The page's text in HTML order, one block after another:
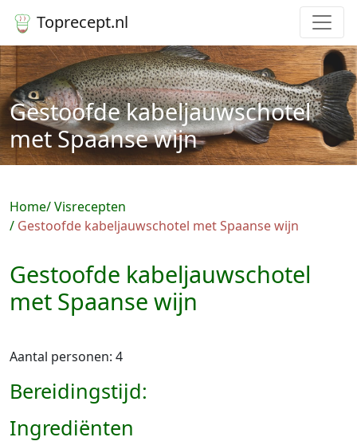
Toprecept.nl
Gestoofde kabeljauwschotel
met Spaanse wijn
Home Visrecepten
Gestoofde kabeljauwschotel met Spaanse wijn
Gestoofde kabeljauwschotel
met Spaanse wijn
Aantal personen: 4
Bereidingstijd:
Ingrediënten